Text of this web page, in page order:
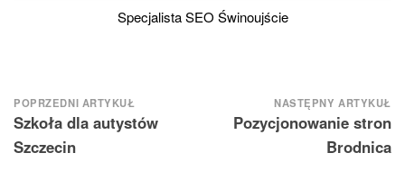
Specjalista SEO Świnoujście
Nawigacja
wpisu
POPRZEDNI ARTYKUŁ
Szkoła dla autystów
Szczecin
NASTĘPNY ARTYKUŁ
Pozycjonowanie stron
Brodnica